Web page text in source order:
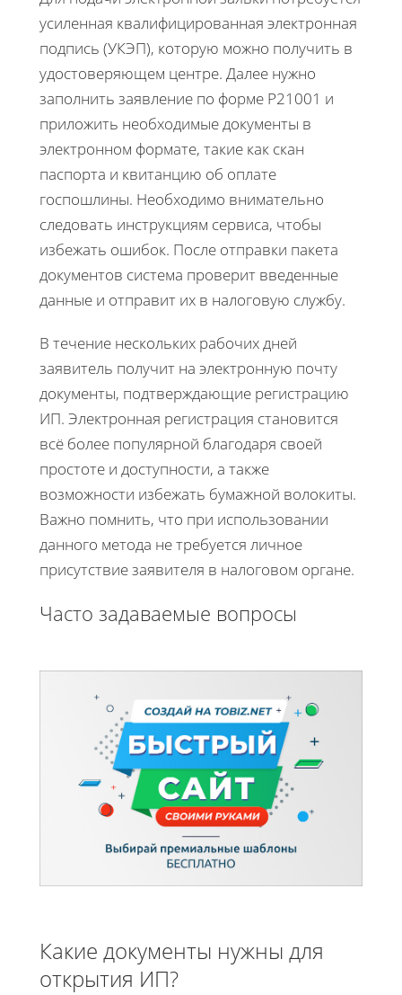
усиленная квалифицированная электронная
подпись (УКЭП), которую можно получить в
удостоверяющем центре. Далее нужно
заполнить заявление по форме Р21001 и
приложить необходимые документы в
электронном формате, такие как скан
паспорта и квитанцию об оплате
госпошлины. Необходимо внимательно
следовать инструкциям сервиса, чтобы
избежать ошибок. После отправки пакета
документов система проверит введенные
данные и отправит их в налоговую службу.
В течение нескольких рабочих дней
заявитель получит на электронную почту
документы, подтверждающие регистрацию
ИП. Электронная регистрация становится
всё более популярной благодаря своей
простоте и доступности, а также
возможности избежать бумажной волокиты.
Важно помнить, что при использовании
данного метода не требуется личное
присутствие заявителя в налоговом органе.
Часто задаваемые вопросы
Какие документы нужны для
открытия ИП?